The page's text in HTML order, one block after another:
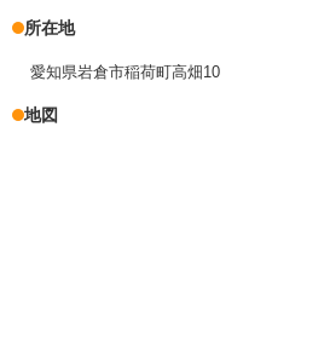
所在地
愛知県岩倉市稲荷町高畑10
地図